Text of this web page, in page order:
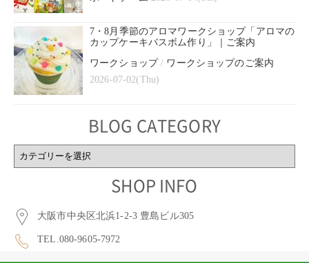
7・8月季節のアロマワークショップ「アロマの
カップケーキバスボム作り」｜ご案内
ワークショップ/ ワークショップのご案内
2026-07-02(Thu)
BLOG CATEGORY
BLOG
CATEGORY
SHOP INFO
大阪市中央区北浜1-2-3 豊島ビル305
TEL.080-9605-7972